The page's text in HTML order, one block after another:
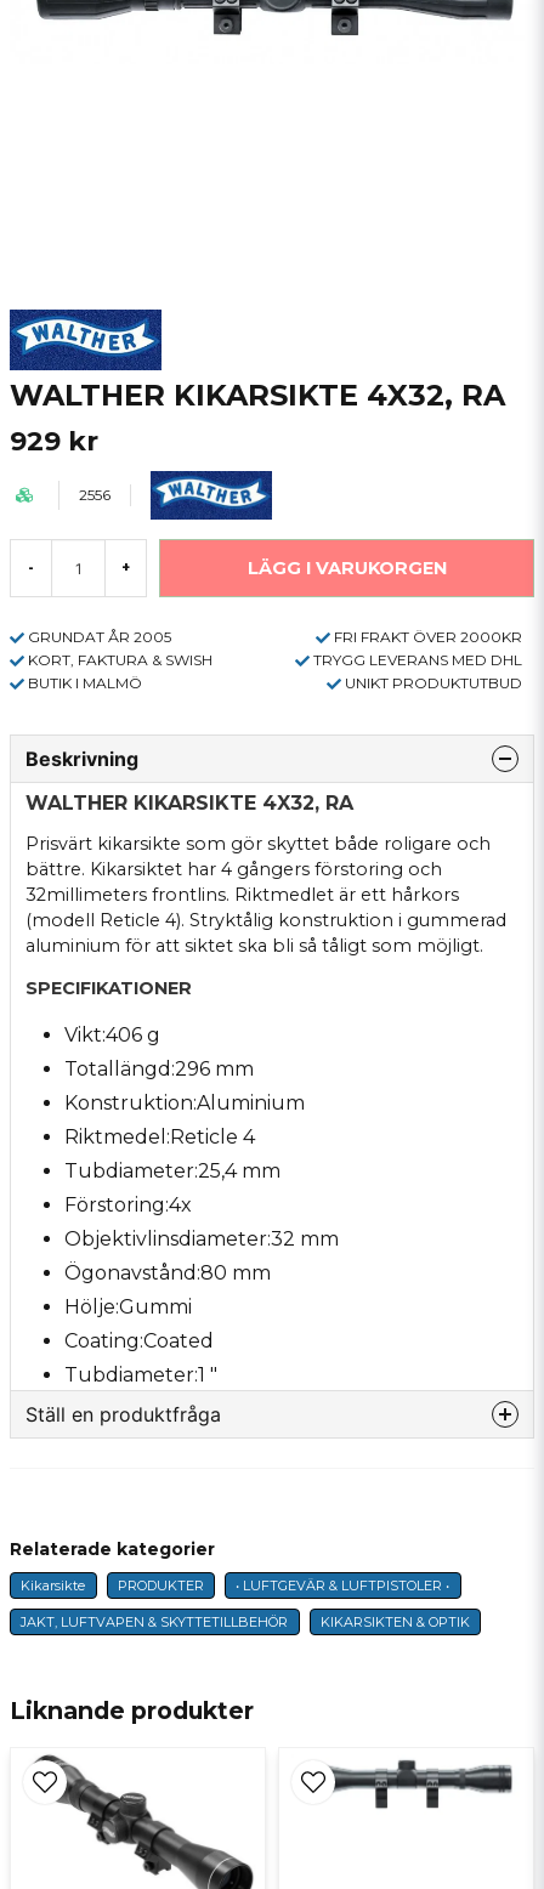
WALTHER KIKARSIKTE 4X32, RA
929 kr
2556
- + LÄGG I VARUKORGEN
GRUNDAT ÅR 2005
FRI FRAKT ÖVER 2000KR
KORT, FAKTURA & SWISH
TRYGG LEVERANS MED DHL
BUTIK I MALMÖ
UNIKT PRODUKTUTBUD
Beskrivning
WALTHER KIKARSIKTE 4X32, RA
Prisvärt kikarsikte som gör skyttet både roligare och
bättre. Kikarsiktet har 4 gångers förstoring och
32millimeters frontlins. Riktmedlet är ett hårkors
(modell Reticle 4). Stryktålig konstruktion i gummerad
aluminium för att siktet ska bli så tåligt som möjligt.
SPECIFIKATIONER
Vikt:406 g
Totallängd:296 mm
Konstruktion:Aluminium
Riktmedel:Reticle 4
Tubdiameter:25,4 mm
Förstoring:4x
Objektivlinsdiameter:32 mm
Ögonavstånd:80 mm
Hölje:Gummi
Coating:Coated
Tubdiameter:1 "
Ställ en produktfråga
name
Namn
email
E-postadress
Ja, ni får publicera min fråga
Liknande produkter
Relaterade kategorier
Kikarsikte PRODUKTER • LUFTGEVÄR & LUFTPISTOLER •
JAKT, LUFTVAPEN & SKYTTETILLBEHÖR KIKARSIKTEN & OPTIK